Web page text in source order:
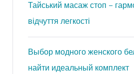
Тайський масаж стоп –
відчуття легкості
Выбор модного женского
найти идеальный комплект